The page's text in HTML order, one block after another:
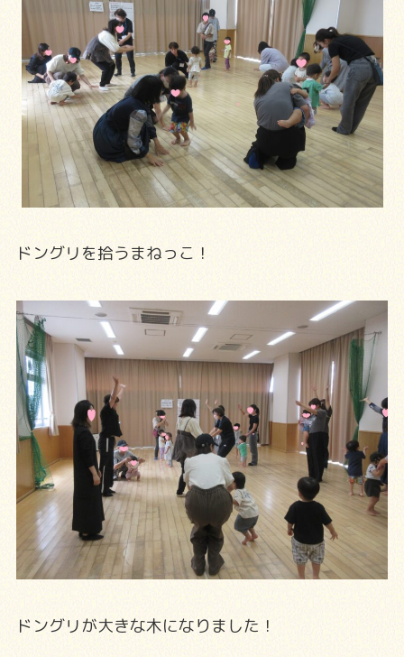
ドングリを拾うまねっこ！
ドングリが大きな木になりました！